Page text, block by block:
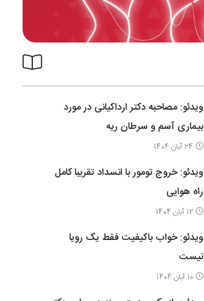
ویدئو: مصاحبه دکتر ارداکیانی در مورد
بیماری آسم و سرطان ریه
24 آبان 1404
ویدئو: خروج تومور با انسداد تقریبا کامل
راه هوایی
12 آبان 1404
ویدئو: خواب باکیفیت فقط یک رویا
نیست
10 آبان 1404